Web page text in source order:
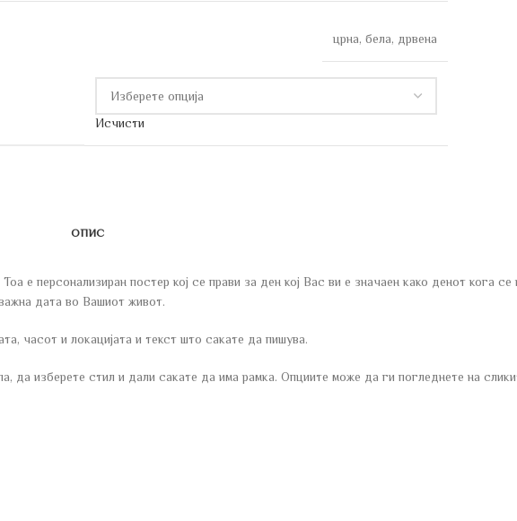
црна, бела, дрвена
Исчисти
ОПИС
персонализиран постер кој се прави за ден кој Вас ви е значаен како денот кога се
дата во Вашиот живот.
часот и локацијата и текст што сакате да пишува.
да изберете стил и дали сакате да има рамка. Опциите може да ги погледнете на